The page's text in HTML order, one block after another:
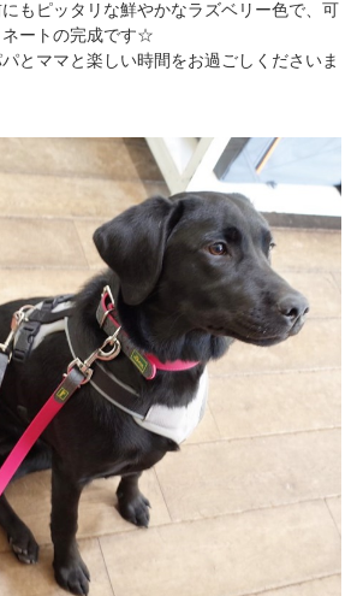
もピッタリな鮮やかなラズベリー色で、可
ートの完成です☆
とママと楽しい時間をお過ごしくださいま